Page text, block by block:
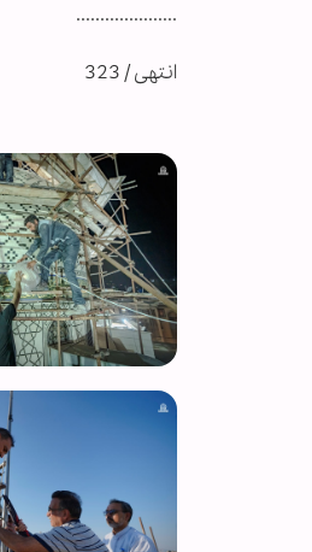
.....................
انتهى / 323